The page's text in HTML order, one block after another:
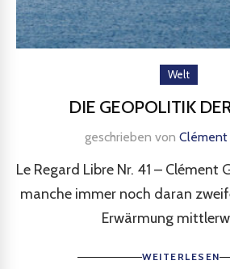
Welt
DIE GEOPOLITIK
geschrieben von
Le Regard Libre Nr. 41 – Clément
manche immer noch daran
Erwärmung
WEITERLESEN